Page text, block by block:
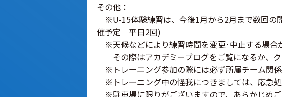
その他：
※U-15体験練習は、今後1月から2月まで数回の
催予定 平日2回)
※天候などにより練習時間を変更･中止する場合
その際はアカデミーブログをご覧になるか、ク
※トレーニング参加の際には必ず所属チーム関
※トレーニング中の怪我につきましては、応急
※駐車場に限りがございますので、あらかじめご